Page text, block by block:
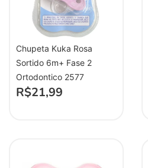
Chupeta Kuka Rosa
Sortido 6m+ Fase 2
Ortodontico 2577
R$21,99